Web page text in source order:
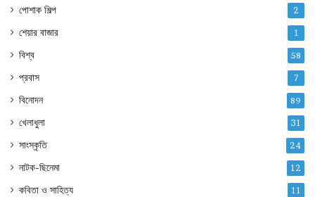
পোশাক শিল্প 2
শেয়ার বাজার 1
বিশ্ব 58
প্রবাস 7
বিনোদন 89
খেলাধুলা 31
সাংস্কৃতি 24
নাটক-ছিনেমা 12
কবিতা ও সাহিত্য 11